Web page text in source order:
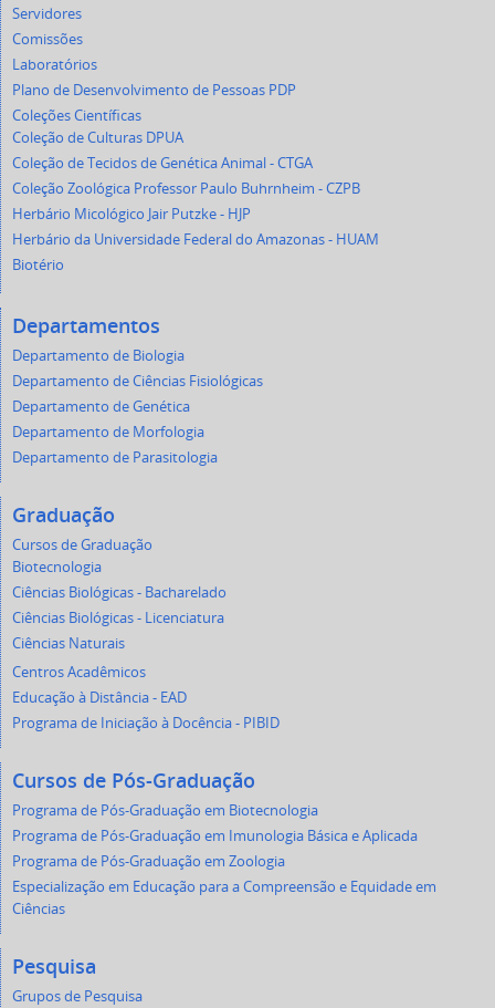
Servidores
Comissões
Laboratórios
Plano de Desenvolvimento de Pessoas PDP
Coleções Científicas
Coleção de Culturas DPUA
Coleção de Tecidos de Genética Animal - CTGA
Coleção Zoológica Professor Paulo Buhrnheim - CZPB
Herbário Micológico Jair Putzke - HJP
Herbário da Universidade Federal do Amazonas - HUAM
Biotério
Departamentos
Departamento de Biologia
Departamento de Ciências Fisiológicas
Departamento de Genética
Departamento de Morfologia
Departamento de Parasitologia
Graduação
Cursos de Graduação
Biotecnologia
Ciências Biológicas - Bacharelado
Ciências Biológicas - Licenciatura
Ciências Naturais
Centros Acadêmicos
Educação à Distância - EAD
Programa de Iniciação à Docência - PIBID
Cursos de Pós-Graduação
Programa de Pós-Graduação em Biotecnologia
Programa de Pós-Graduação em Imunologia Básica e Aplicada
Programa de Pós-Graduação em Zoologia
Especialização em Educação para a Compreensão e Equidade em
Ciências
Pesquisa
Grupos de Pesquisa